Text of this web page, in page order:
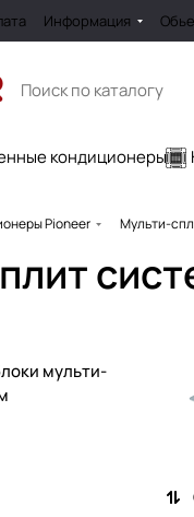
Информация
кондиционеры
Pioneer Мульти-
мульти-